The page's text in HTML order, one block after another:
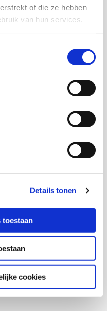
of die ze hebben
van hun services.
Details tonen
toestaan
cookies
kwaliteit KIS